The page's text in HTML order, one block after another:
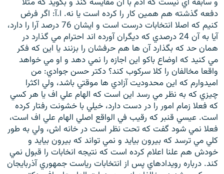
دفعه گذشته هم همين کار را کرده است يا نه. ا.آ: اگر فرض
کنيم که اصلا انتخابات درست است و ايشان 76 درصد آرا را دارد،
آيا به آن 24 درصدي که ديگران آورده اند احترام مي گذارد در
همان حد که بگذارد آن ها هم حرفشان را بزنند يا اين که فکر
مي کنيد که اوضاع باکو اين اجازه را نمي دهد و او مي خواهد
واقعا مخالفان را کلا سرکوب کند؟ دکتر حسن جوادي: من
اميدوارم که اين محدوديت آزادي ها موقتي باشد، ولي اکثرا
چيزي که به نظر مي رسد اين است که الهام علي اف يا هر کسي
که فعلا زمام امور را در دست دارد، خيلي با خشونت رفتار کرده
است. عيسي قنبر که رقيب في الواقع اصلي الهام علي اف است،
فعلا نمي شود گفت که تحت نظر است در خانه اش، ولي به طور
کلي مي ترسد که بيرون بيايد و نمي تواند که بيرون بيايد و
خودش هم علنا اعلام کرده است که نتيجه انخابات را قبول نمي
کند. درباره رويدادهاي پس از انتخابات رياست جمهوري آذربايجان